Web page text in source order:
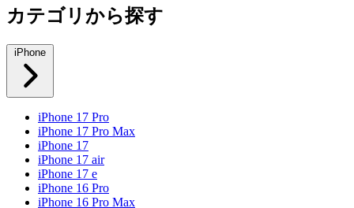
カテゴリから探す
iPhone
iPhone 17 Pro
iPhone 17 Pro Max
iPhone 17
iPhone 17 air
iPhone 17 e
iPhone 16 Pro
iPhone 16 Pro Max